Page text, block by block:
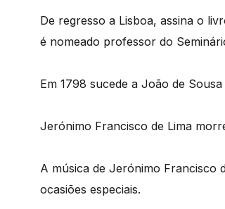
De regresso a Lisboa, assina o
é nomeado professor do
Em 1798 sucede a João de
Jerónimo Francisco de Lima
A música de Jerónimo Francisco
ocasiões especiais.